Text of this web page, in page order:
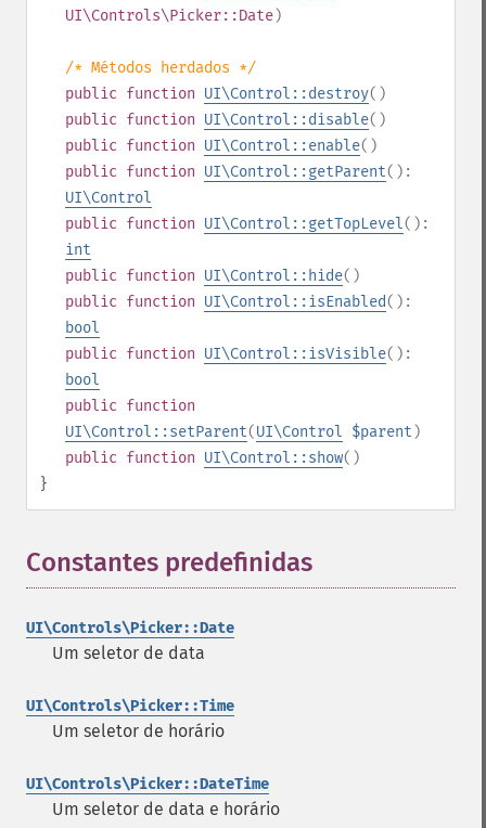
UI\Controls\Picker::Date)
/* Métodos herdados */
public function UI\Control::destroy()
public function UI\Control::disable()
public function UI\Control::enable()
public function UI\Control::getParent():
UI\Control
public function UI\Control::getTopLevel():
int
public function UI\Control::hide()
public function UI\Control::isEnabled():
bool
public function UI\Control::isVisible():
bool
public function
UI\Control::setParent(UI\Control $parent )
public function UI\Control::show()
}
Constantes predefinidas
UI\Controls\Picker::Date
Um seletor de data
UI\Controls\Picker::Time
Um seletor de horário
UI\Controls\Picker::DateTime
Um seletor de data e horário